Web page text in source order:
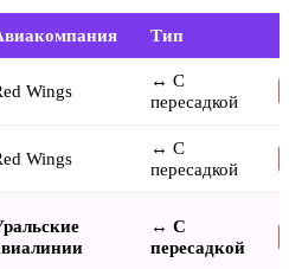
Тип
Wings
↔ С
пересадкой
Wings
↔ С
пересадкой
↔ С
пересадкой